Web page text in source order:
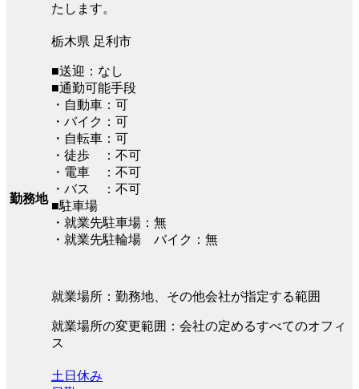
たします。
勤務地
栃木県 足利市
■送迎：なし
■通勤可能手段
・自動車：可
・バイク：可
・自転車：可
・徒歩 ：不可
・電車 ：不可
・バス ：不可
■駐車場
・就業先駐車場：無
・就業先駐輪場 バイク：無
就業場所：勤務地、その他会社が指定する範囲
就業場所の変更範囲：会社の定めるすべてのオフィ
ス
土日休み